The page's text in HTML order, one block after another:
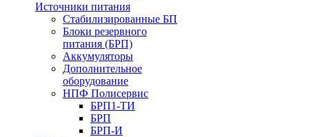
Источники питания
Стабилизированные БП
Блоки резервного
питания (БРП)
Аккумуляторы
Дополнительное
оборудование
НПФ Полисервис
БРП1-ТИ
БРП
БРП-И